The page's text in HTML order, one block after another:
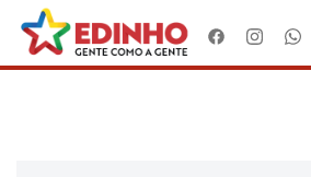
para
o